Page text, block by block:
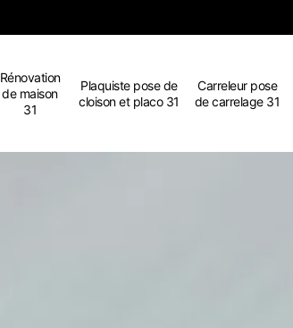
Rénovation
de maison
31
Plaquiste pose de
cloison et placo 31
Carreleur pose
de carrelage 31